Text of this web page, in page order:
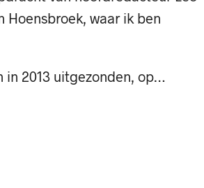
waar ik ben
in 2013 uitgezonden, op…